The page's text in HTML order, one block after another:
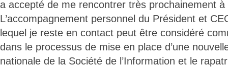
a accepté de me rencontrer très prochainement à
L’accompagnement personnel du Président et
lequel je reste en contact peut être considéré
dans le processus de mise en place d’une
nationale de la Société de l’Information et le